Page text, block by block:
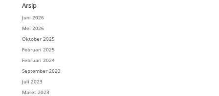
Arsip
Juni 2026
Mei 2026
Oktober 2025
Februari 2025
Februari 2024
September 2023
Juli 2023
Maret 2023